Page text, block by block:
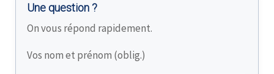
Une question ?
On vous répond rapidement.
Vos nom et prénom (oblig.)